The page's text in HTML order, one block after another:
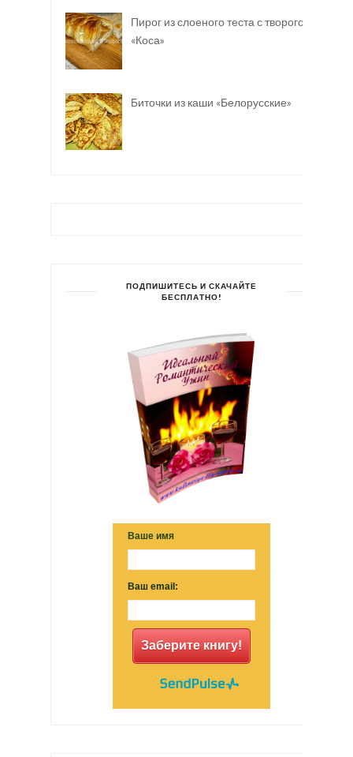
Пирог из слоеного теста с творогом
«Коса»
Биточки из каши «Белорусские»
ПОДПИШИТЕСЬ И СКАЧАЙТЕ
БЕСПЛАТНО!
Ваше имя
Ваш email:
Заберите книгу!